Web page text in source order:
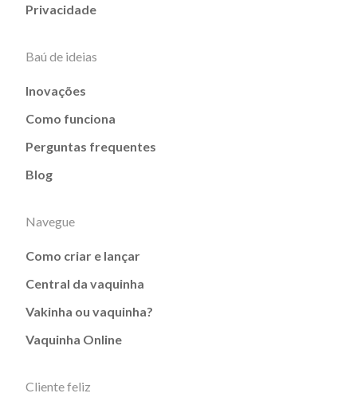
Privacidade
Baú de ideias
Inovações
Como funciona
Perguntas frequentes
Blog
Navegue
Como criar e lançar
Central da vaquinha
Vakinha ou vaquinha?
Vaquinha Online
Cliente feliz